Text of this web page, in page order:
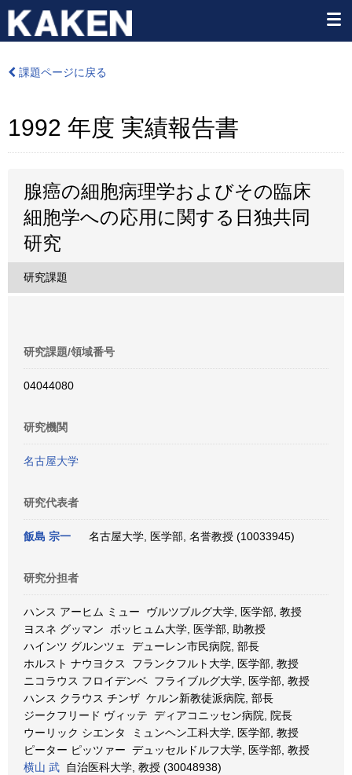
課題ページに戻る
1992 年度 実績報告書
腺癌の細胞病理学およびその臨床
細胞学への応用に関する日独共同
研究
研究課題
研究課題/領域番号
04044080
研究機関
名古屋大学
研究代表者
飯島 宗一 名古屋大学, 医学部, 名誉教授 (10033945)
研究分担者
ハンス アーヒム ミュー ヴルツブルグ大学, 医学部, 教授
ヨスネ グッマン ボッヒュム大学, 医学部, 助教授
ハインツ グルンツェ デューレン市民病院, 部長
ホルスト ナウヨクス フランクフルト大学, 医学部, 教授
ニコラウス フロイデンベ フライブルグ大学, 医学部, 教授
ハンス クラウス チンザ ケルン新教徒派病院, 部長
ジークフリード ヴィッテ ディアコニッセン病院, 院長
ウーリック シエンタ ミュンヘン工科大学, 医学部, 教授
ピーター ピッツァー デュッセルドルフ大学, 医学部, 教授
横山 武 自治医科大学, 教授 (30048938)